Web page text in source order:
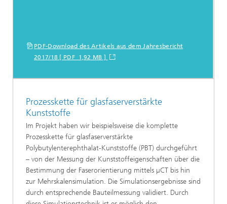
PDF-Download des Artikels aus dem Jahresbericht
2017/18 [ PDF 1,92 MB ]
Prozesskette für glasfaserverstärkte
Kunststoffe
Im Projekt haben wir beispielsweise die komplette
Prozesskette für glasfaserverstärkte
Polybutylenterephthalat-Kunststoffe (PBT) durchgeführt
– von der Messung der Kunststoffeigenschaften über die
Bestimmung der Faserorientierung mittels µCT bis hin
zur Mehrskalensimulation. Die Simulationsergebnisse sind
durch entsprechende Bauteilmessung validiert. Durch